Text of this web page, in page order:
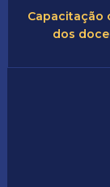
Capacitação
dos